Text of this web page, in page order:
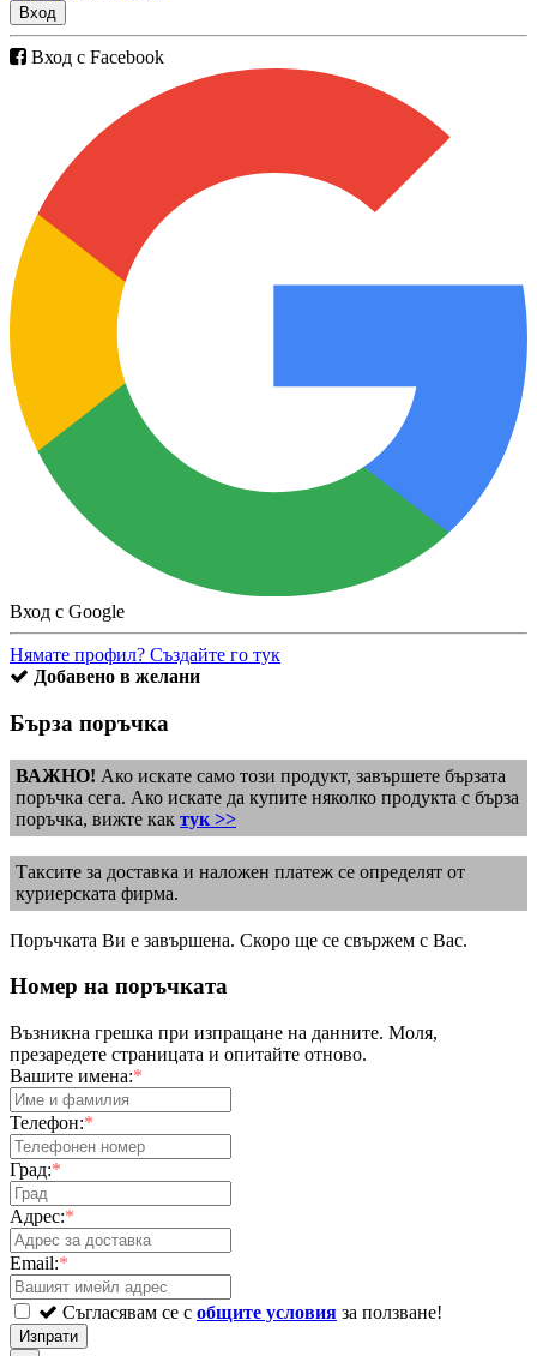
Вход
Вход с Facebook
Вход с Google
Нямате профил? Създайте го тук
Добавено в желани
Бърза поръчка
ВАЖНО! Ако искате само този продукт, завършете бързата
поръчка сега. Ако искате да купите няколко продукта с бърза
поръчка, вижте как тук >>
Таксите за доставка и наложен платеж се определят от
куриерската фирма.
Поръчката Ви е завършена. Скоро ще се свържем с Вас.
Номер на поръчката
Възникна грешка при изпращане на данните. Моля,
презаредете страницата и опитайте отново.
Вашите имена:*
Телефон:*
Град:*
Адрес:*
Email:*
Съгласявам се с общите условия за ползване!
Изпрати